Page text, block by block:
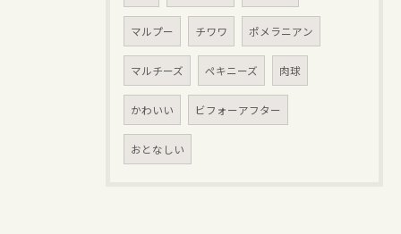
マルプー チワワ ポメラニアン
マルチーズ ペキニーズ 肉球
かわいい ビフォーアフター
おとなしい